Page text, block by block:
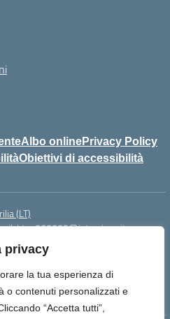
privacy
la tua esperienza di
o contenuti personalizzati e
“Accetta tutti”,
Albo onlinePrivacy Policy
Obiettivi di accessibilità
(LT)
Ltps060002@istruzione.it
Ltps060002@pec.istruzione.it